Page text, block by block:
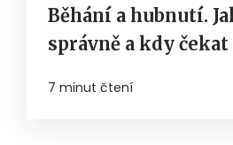
Běhání a hubnutí.
správně a kdy
7 minut čtení